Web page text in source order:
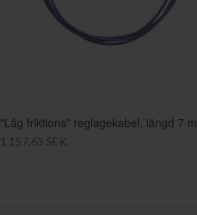
"Låg friktions" reglagekabel, längd 7 m
1 157,63 SEK